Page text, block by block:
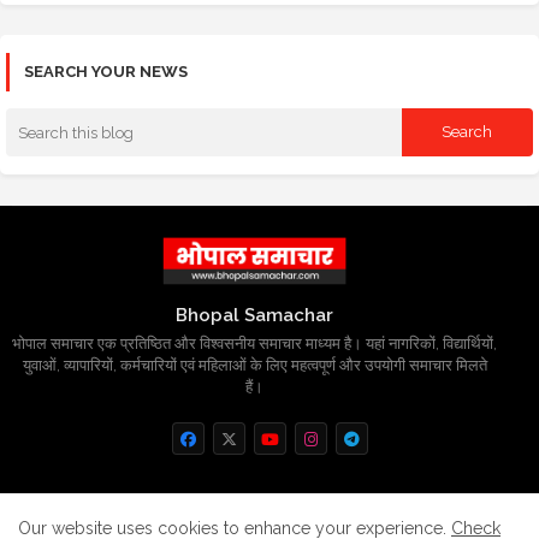
SEARCH YOUR NEWS
Bhopal Samachar
भोपाल समाचार एक प्रतिष्ठित और विश्वसनीय समाचार माध्यम है। यहां नागरिकों, विद्यार्थियों,
युवाओं, व्यापारियों, कर्मचारियों एवं महिलाओं के लिए महत्वपूर्ण और उपयोगी समाचार मिलते
हैं।
Home About Contact us Privacy Policy
Our website uses cookies to enhance your experience. Check